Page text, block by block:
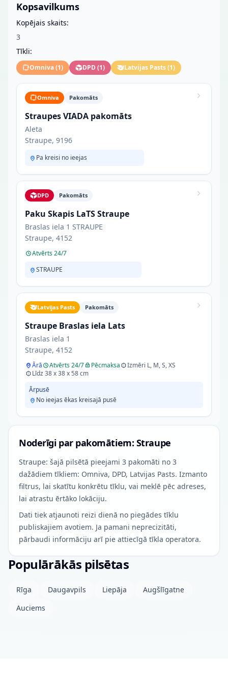
Kopsavilkums
Kopējais skaits:
3
Tīkli:
Omniva(1) DPD(1) Latvijas Pasts(1)
Omniva Pakomāts
Straupes VIADA pakomāts
Aleta
Straupe, 9196
Pa kreisi no ieejas
DPD Pakomāts
Paku Skapis LaTS Straupe
Braslas iela 1 STRAUPE
Straupe, 4152
Atvērts 24/7
STRAUPE
Latvijas Pasts Pakomāts
Straupe Braslas iela Lats
Braslas iela 1
Straupe, 4152
Ārā Atvērts 24/7 Pēcmaksa
Izmēri L, M, S, XS
Līdz 38 x 38 x 58 cm
Ārpusē
No ieejas ēkas kreisajā pusē
Noderīgi par pakomātiem: Straupe
Straupe: šajā pilsētā pieejami 3 pakomāti no 3
dažādiem tīkliem: Omniva, DPD, Latvijas Pasts. Izmanto
filtrus, lai skatītu konkrētu tīklu, vai meklē pēc adreses,
lai atrastu ērtāko lokāciju.
Dati tiek atjaunoti reizi dienā no piegādes tīklu
publiskajiem avotiem. Ja pamani neprecizitāti,
pārbaudi informāciju arī pie attiecīgā tīkla operatora.
Populārākās pilsētas
Rīga Daugavpils Liepāja
Augšlīgatne
Auciems